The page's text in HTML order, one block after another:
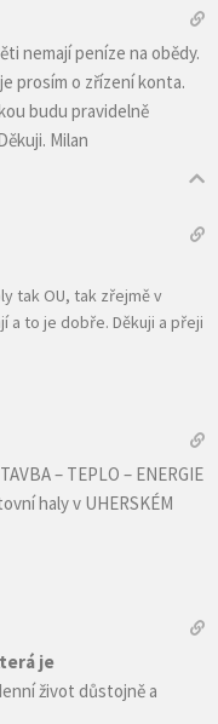
nemají peníze na obědy.
prosím o zřízení konta.
budu pravidelně
Milan
tak OU, tak zřejmě v
a to je dobře. Děkuji a přeji
– TEPLO – ENERGIE
haly v UHERSKÉM
je
život důstojně a